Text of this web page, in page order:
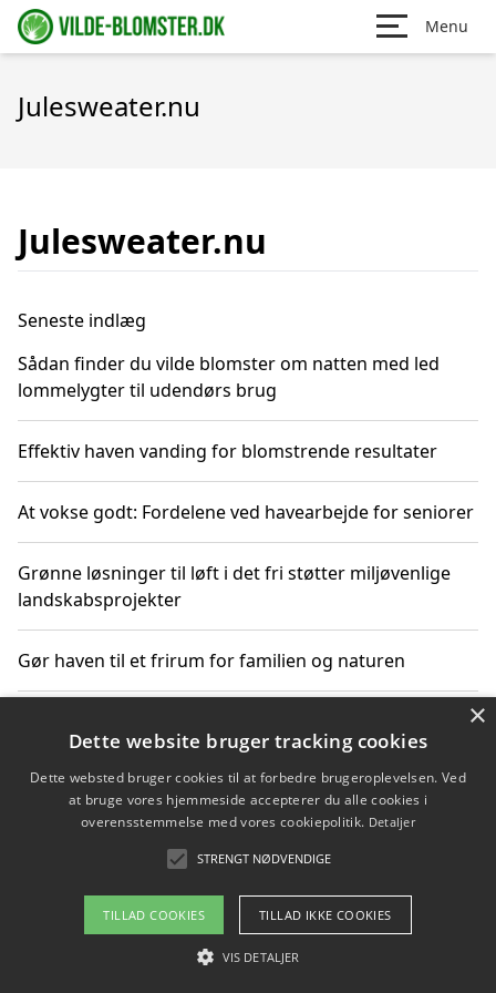
Menu
Julesweater.nu
Julesweater.nu
Seneste indlæg
Sådan finder du vilde blomster om natten med led
lommelygter til udendørs brug
Effektiv haven vanding for blomstrende resultater
At vokse godt: Fordelene ved havearbejde for seniorer
Grønne løsninger til løft i det fri støtter miljøvenlige
landskabsprojekter
Gør haven til et frirum for familien og naturen
Om / kontakt
Blog Betingelser
×
Dette website bruger tracking cookies
Dette websted bruger cookies til at forbedre brugeroplevelsen. Ved
at bruge vores hjemmeside accepterer du alle cookies i
overensstemmelse med vores cookiepolitik. Detaljer
STRENGT NØDVENDIGE
TILLAD COOKIES TILLAD IKKE COOKIES
VIS DETALJER